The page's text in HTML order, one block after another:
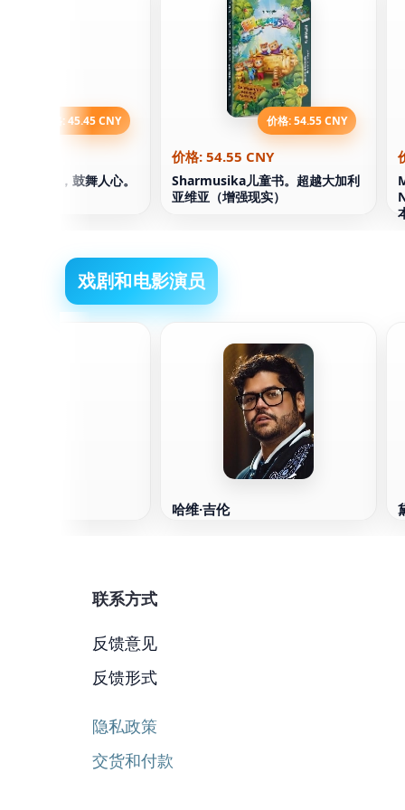
价格: 45.45 CNY
。乌克兰，鼓舞人心。
价格: 54.55 CNY
价格: 54.55 CNY
Sharmusika儿童书。超越大加利
亚维亚（增强现实）
戏剧和电影演员
哈维·吉伦
联系方式
反馈意见
反馈形式
隐私政策
交货和付款